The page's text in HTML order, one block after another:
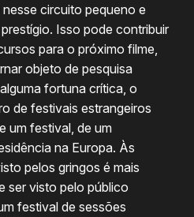
circuito pequeno e
Isso pode contribuir
para o próximo filme,
objeto de pesquisa
fortuna crítica, o
de festivais estrangeiros
um festival, de um
na Europa. Às
pelos gringos é mais
ser visto pelo público
festival de sessões